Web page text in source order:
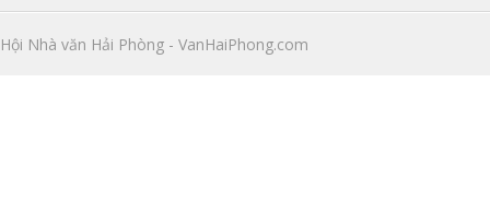
Hội Nhà văn Hải Phòng - VanHaiPhong.com